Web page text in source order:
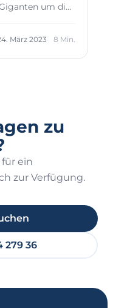
um die
März 2023 8 Min.
zu
ein
zur Verfügung.
279 36